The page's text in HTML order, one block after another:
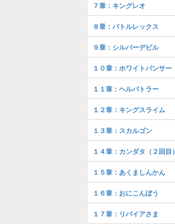
７章：キングレオ
８章：バトルレックス
９章：シルバーデビル
１０章：ホワイトパンサー
１１章：ヘルバトラー
１２章：キングスライム
１３章：スカルゴン
１４章：カンダタ（２回目）
１５章：あくましんかん
１６章：おにこんぼう
１７章：リバイアさま